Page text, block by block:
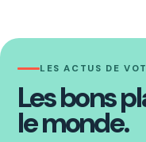
LES ACTUS DE
Les bons
le monde.